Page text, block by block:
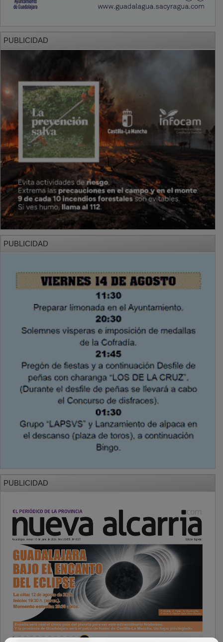
PUBLICIDAD
PUBLICIDAD
PUBLICIDAD